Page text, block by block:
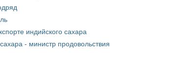
индийского сахара
- министр продовольствия